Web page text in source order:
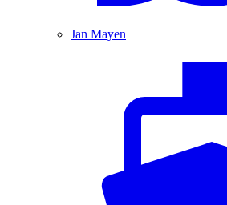
Jan Mayen